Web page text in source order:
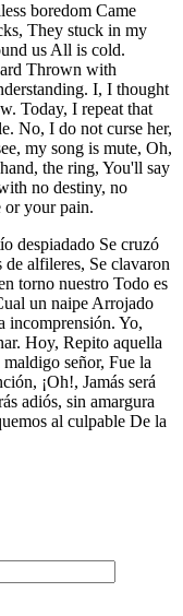
boredom Came
They stuck in my
us All is cold.
Thrown with
I, I thought
Today, I repeat that
No, I do not curse her,
my song is mute, Oh,
the ring, You'll say
no destiny, no
your pain.
despiadado Se cruzó
alfileres, Se clavaron
torno nuestro Todo es
un naipe Arrojado
incomprensión. Yo,
Hoy, Repito aquella
señor, Fue la
¡Oh!, Jamás será
adiós, sin amargura
al culpable De la